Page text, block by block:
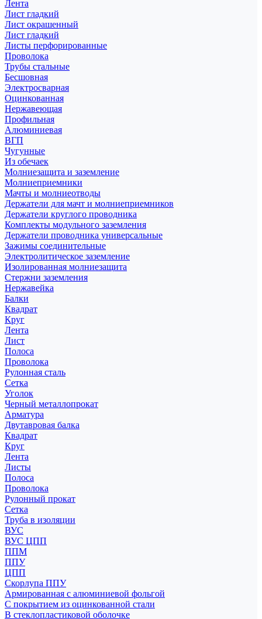
Лента
Лист гладкий
Лист окрашенный
Лист гладкий
Листы перфорированные
Проволока
Трубы стальные
Бесшовная
Электросварная
Оцинкованная
Нержавеющая
Профильная
Алюминиевая
ВГП
Чугунные
Из обечаек
Молниезащита и заземление
Молниеприемники
Мачты и молниеотводы
Держатели для мачт и молниеприемников
Держатели круглого проводника
Комплекты модульного заземления
Держатели проводника универсальные
Зажимы соединительные
Электролитическое заземление
Изолированная молниезащита
Стержни заземления
Нержавейка
Балки
Квадрат
Круг
Лента
Лист
Полоса
Проволока
Рулонная сталь
Сетка
Уголок
Черный металлопрокат
Арматура
Двутавровая балка
Квадрат
Круг
Лента
Листы
Полоса
Проволока
Рулонный прокат
Сетка
Труба в изоляции
ВУС
ВУС ЦПП
ППМ
ППУ
ЦПП
Скорлупа ППУ
Армированная с алюминиевой фольгой
С покрытием из оцинкованной стали
В стеклопластиковой оболочке